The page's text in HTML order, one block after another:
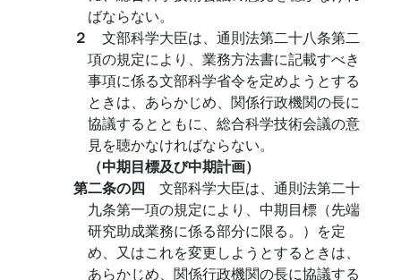
ばならない。
２ 文部科学大臣は、通則法第二十八条第二
項の規定により、業務方法書に記載すべき
事項に係る文部科学省令を定めようとする
ときは、あらかじめ、関係行政機関の長に
協議するとともに、総合科学技術会議の意
見を聴かなければならない。
（中期目標及び中期計画）
第二条の四 文部科学大臣は、通則法第二十
九条第一項の規定により、中期目標（先端
研究助成業務に係る部分に限る。）を定
め、又はこれを変更しようとするときは、
あらかじめ、関係行政機関の長に協議する